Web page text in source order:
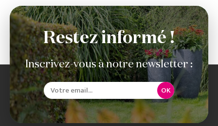
Restez informé !
Inscrivez-vous à notre newsletter :
OK